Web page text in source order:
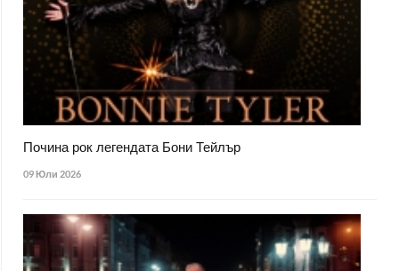
Почина рок легендата Бони Тейлър
09 Юли 2026